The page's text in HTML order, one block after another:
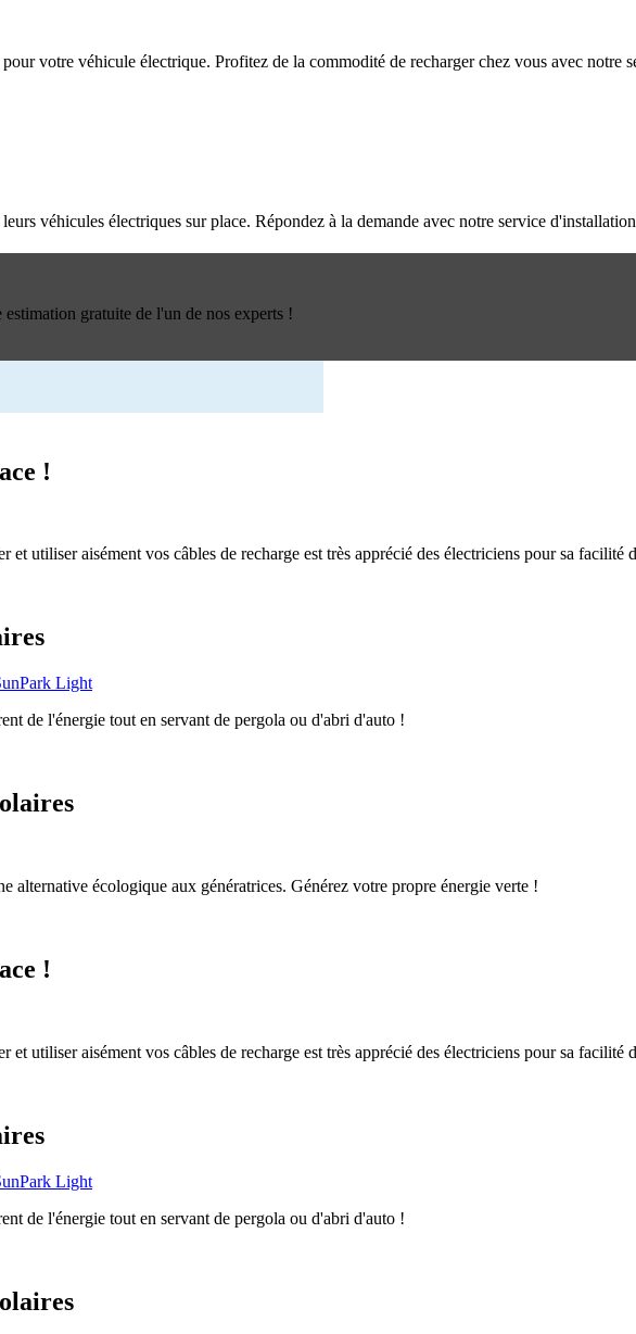
votre véhicule électrique. Profitez de la commodité de recharger chez vous avec notre
véhicules électriques sur place. Répondez à la demande avec notre service
gratuite de l'un de nos experts !
!
et utiliser aisément vos câbles de recharge est très apprécié des électriciens pour sa facilité
de l'énergie tout en servant de pergola ou d'abri d'auto !
alternative écologique aux génératrices. Générez votre propre énergie verte !
!
et utiliser aisément vos câbles de recharge est très apprécié des électriciens pour sa facilité
de l'énergie tout en servant de pergola ou d'abri d'auto !